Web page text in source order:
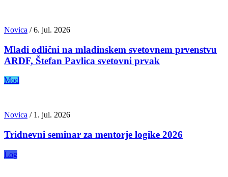
Novica /6. jul. 2026
Mladi odlični na mladinskem svetovnem prvenstvu
ARDF, Štefan Pavlica svetovni prvak
Mod
Novica / 1. jul. 2026
Tridnevni seminar za mentorje logike 2026
Log